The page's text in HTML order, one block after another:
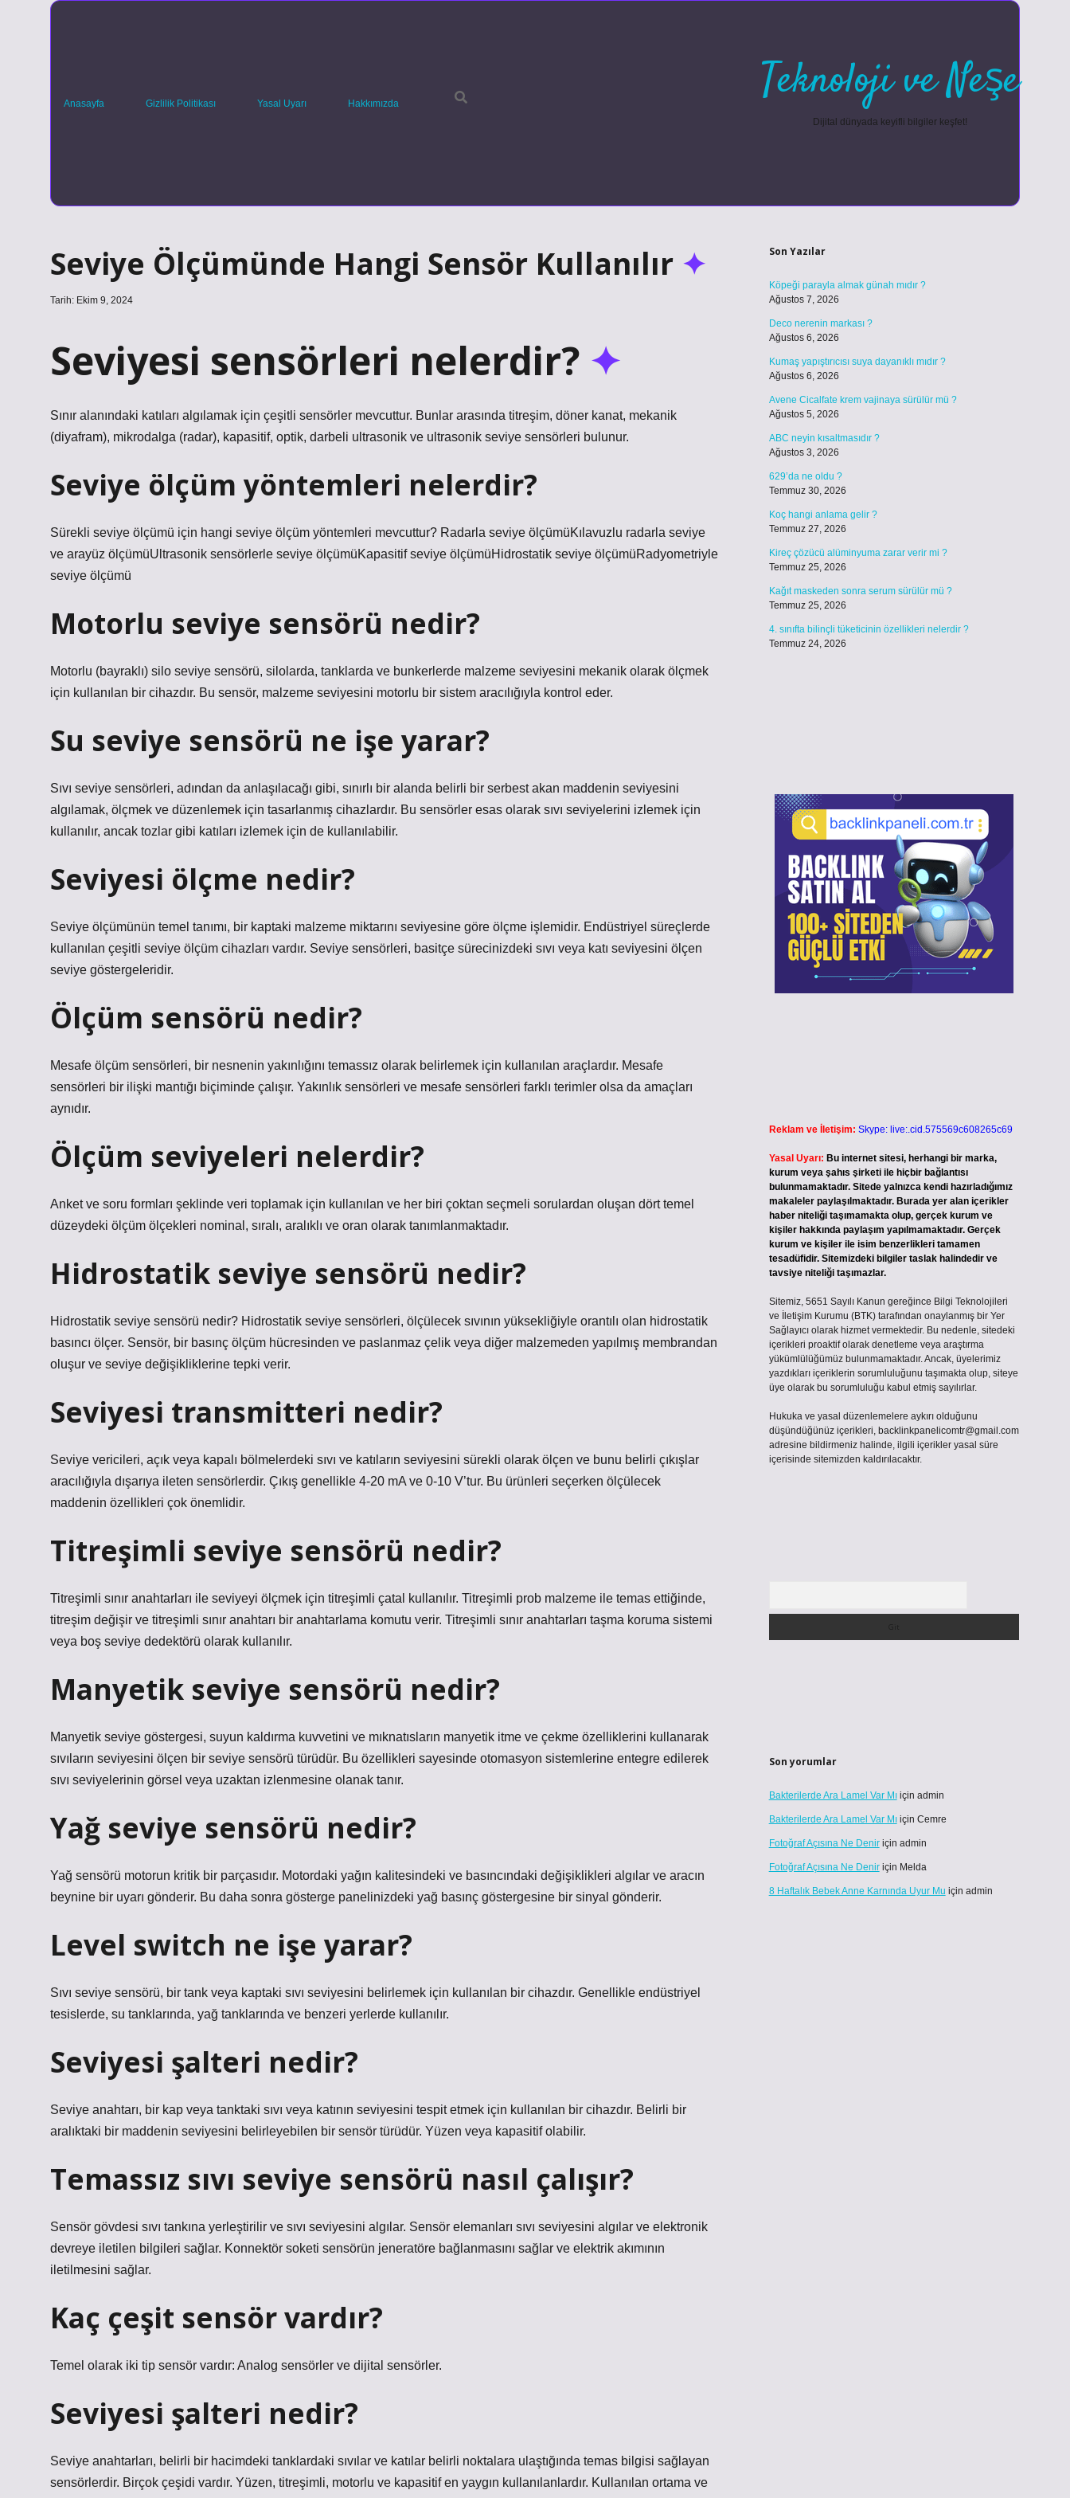
Anasayfa Gizlilik Politikası Yasal Uyarı Hakkımızda Teknoloji ve Neşe
Dijital dünyada keyifli bilgiler keşfet!
Seviye Ölçümünde Hangi Sensör Kullanılır
Tarih: Ekim 9, 2024
Seviyesi sensörleri nelerdir?
Sınır alanındaki katıları algılamak için çeşitli sensörler mevcuttur. Bunlar arasında titreşim, döner kanat, mekanik
(diyafram), mikrodalga (radar), kapasitif, optik, darbeli ultrasonik ve ultrasonik seviye sensörleri bulunur.
Seviye ölçüm yöntemleri nelerdir?
Sürekli seviye ölçümü için hangi seviye ölçüm yöntemleri mevcuttur? Radarla seviye ölçümüKılavuzlu radarla seviye
ve arayüz ölçümüUltrasonik sensörlerle seviye ölçümüKapasitif seviye ölçümüHidrostatik seviye ölçümüRadyometriyle
seviye ölçümü
Motorlu seviye sensörü nedir?
Motorlu (bayraklı) silo seviye sensörü, silolarda, tanklarda ve bunkerlerde malzeme seviyesini mekanik olarak ölçmek
için kullanılan bir cihazdır. Bu sensör, malzeme seviyesini motorlu bir sistem aracılığıyla kontrol eder.
Su seviye sensörü ne işe yarar?
Sıvı seviye sensörleri, adından da anlaşılacağı gibi, sınırlı bir alanda belirli bir serbest akan maddenin seviyesini
algılamak, ölçmek ve düzenlemek için tasarlanmış cihazlardır. Bu sensörler esas olarak sıvı seviyelerini izlemek için
kullanılır, ancak tozlar gibi katıları izlemek için de kullanılabilir.
Seviyesi ölçme nedir?
Seviye ölçümünün temel tanımı, bir kaptaki malzeme miktarını seviyesine göre ölçme işlemidir. Endüstriyel süreçlerde
kullanılan çeşitli seviye ölçüm cihazları vardır. Seviye sensörleri, basitçe sürecinizdeki sıvı veya katı seviyesini ölçen
seviye göstergeleridir.
Ölçüm sensörü nedir?
Mesafe ölçüm sensörleri, bir nesnenin yakınlığını temassız olarak belirlemek için kullanılan araçlardır. Mesafe
sensörleri bir ilişki mantığı biçiminde çalışır. Yakınlık sensörleri ve mesafe sensörleri farklı terimler olsa da amaçları
aynıdır.
Ölçüm seviyeleri nelerdir?
Anket ve soru formları şeklinde veri toplamak için kullanılan ve her biri çoktan seçmeli sorulardan oluşan dört temel
düzeydeki ölçüm ölçekleri nominal, sıralı, aralıklı ve oran olarak tanımlanmaktadır.
Hidrostatik seviye sensörü nedir?
Hidrostatik seviye sensörü nedir? Hidrostatik seviye sensörleri, ölçülecek sıvının yüksekliğiyle orantılı olan hidrostatik
basıncı ölçer. Sensör, bir basınç ölçüm hücresinden ve paslanmaz çelik veya diğer malzemeden yapılmış membrandan
oluşur ve seviye değişikliklerine tepki verir.
Seviyesi transmitteri nedir?
Seviye vericileri, açık veya kapalı bölmelerdeki sıvı ve katıların seviyesini sürekli olarak ölçen ve bunu belirli çıkışlar
aracılığıyla dışarıya ileten sensörlerdir. Çıkış genellikle 4-20 mA ve 0-10 V’tur. Bu ürünleri seçerken ölçülecek
maddenin özellikleri çok önemlidir.
Titreşimli seviye sensörü nedir?
Titreşimli sınır anahtarları ile seviyeyi ölçmek için titreşimli çatal kullanılır. Titreşimli prob malzeme ile temas ettiğinde,
titreşim değişir ve titreşimli sınır anahtarı bir anahtarlama komutu verir. Titreşimli sınır anahtarları taşma koruma sistemi
veya boş seviye dedektörü olarak kullanılır.
Manyetik seviye sensörü nedir?
Manyetik seviye göstergesi, suyun kaldırma kuvvetini ve mıknatısların manyetik itme ve çekme özelliklerini kullanarak
sıvıların seviyesini ölçen bir seviye sensörü türüdür. Bu özellikleri sayesinde otomasyon sistemlerine entegre edilerek
sıvı seviyelerinin görsel veya uzaktan izlenmesine olanak tanır.
Yağ seviye sensörü nedir?
Yağ sensörü motorun kritik bir parçasıdır. Motordaki yağın kalitesindeki ve basıncındaki değişiklikleri algılar ve aracın
beynine bir uyarı gönderir. Bu daha sonra gösterge panelinizdeki yağ basınç göstergesine bir sinyal gönderir.
Level switch ne işe yarar?
Sıvı seviye sensörü, bir tank veya kaptaki sıvı seviyesini belirlemek için kullanılan bir cihazdır. Genellikle endüstriyel
tesislerde, su tanklarında, yağ tanklarında ve benzeri yerlerde kullanılır.
Seviyesi şalteri nedir?
Seviye anahtarı, bir kap veya tanktaki sıvı veya katının seviyesini tespit etmek için kullanılan bir cihazdır. Belirli bir
aralıktaki bir maddenin seviyesini belirleyebilen bir sensör türüdür. Yüzen veya kapasitif olabilir.
Temassız sıvı seviye sensörü nasıl çalışır?
Sensör gövdesi sıvı tankına yerleştirilir ve sıvı seviyesini algılar. Sensör elemanları sıvı seviyesini algılar ve elektronik
devreye iletilen bilgileri sağlar. Konnektör soketi sensörün jeneratöre bağlanmasını sağlar ve elektrik akımının
iletilmesini sağlar.
Kaç çeşit sensör vardır?
Temel olarak iki tip sensör vardır: Analog sensörler ve dijital sensörler.
Seviyesi şalteri nedir?
Seviye anahtarları, belirli bir hacimdeki tanklardaki sıvılar ve katılar belirli noktalara ulaştığında temas bilgisi sağlayan
sensörlerdir. Birçok çeşidi vardır. Yüzen, titreşimli, motorlu ve kapasitif en yaygın kullanılanlardır. Kullanılan ortama ve
Son Yazılar
Köpeği parayla almak günah mıdır ?
Ağustos 7, 2026
Deco nerenin markası ?
Ağustos 6, 2026
Kumaş yapıştırıcısı suya dayanıklı mıdır ?
Ağustos 6, 2026
Avene Cicalfate krem vajinaya sürülür mü ?
Ağustos 5, 2026
ABC neyin kısaltmasıdır ?
Ağustos 3, 2026
629’da ne oldu ?
Temmuz 30, 2026
Koç hangi anlama gelir ?
Temmuz 27, 2026
Kireç çözücü alüminyuma zarar verir mi ?
Temmuz 25, 2026
Kağıt maskeden sonra serum sürülür mü ?
Temmuz 25, 2026
4. sınıfta bilinçli tüketicinin özellikleri nelerdir ?
Temmuz 24, 2026
Reklam ve İletişim: Skype: live:.cid.575569c608265c69
Yasal Uyarı: Bu internet sitesi, herhangi bir marka,
kurum veya şahıs şirketi ile hiçbir bağlantısı
bulunmamaktadır. Sitede yalnızca kendi hazırladığımız
makaleler paylaşılmaktadır. Burada yer alan içerikler
haber niteliği taşımamakta olup, gerçek kurum ve
kişiler hakkında paylaşım yapılmamaktadır. Gerçek
kurum ve kişiler ile isim benzerlikleri tamamen
tesadüfidir. Sitemizdeki bilgiler taslak halindedir ve
tavsiye niteliği taşımazlar.
Sitemiz, 5651 Sayılı Kanun gereğince Bilgi Teknolojileri
ve İletişim Kurumu (BTK) tarafından onaylanmış bir Yer
Sağlayıcı olarak hizmet vermektedir. Bu nedenle, sitedeki
içerikleri proaktif olarak denetleme veya araştırma
yükümlülüğümüz bulunmamaktadır. Ancak, üyelerimiz
yazdıkları içeriklerin sorumluluğunu taşımakta olup, siteye
üye olarak bu sorumluluğu kabul etmiş sayılırlar.
Hukuka ve yasal düzenlemelere aykırı olduğunu
düşündüğünüz içerikleri, backlinkpanelicomtr@gmail.com
adresine bildirmeniz halinde, ilgili içerikler yasal süre
içerisinde sitemizden kaldırılacaktır.
Son yorumlar
Bakterilerde Ara Lamel Var Mıiçin admin
Bakterilerde Ara Lamel Var Mıiçin Cemre
Fotoğraf Açısına Ne Deniriçin admin
Fotoğraf Açısına Ne Deniriçin Melda
8 Haftalık Bebek Anne Karnında Uyur Mu için admin